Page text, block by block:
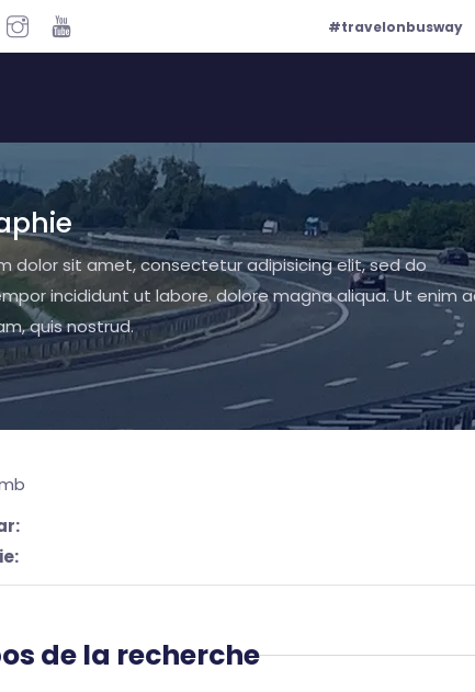
#travelonbusway
dolor sit amet, consectetur adipisicing elit, sed do
incididunt ut labore. dolore magna aliqua. Ut enim
quis nostrud.
de la recherche